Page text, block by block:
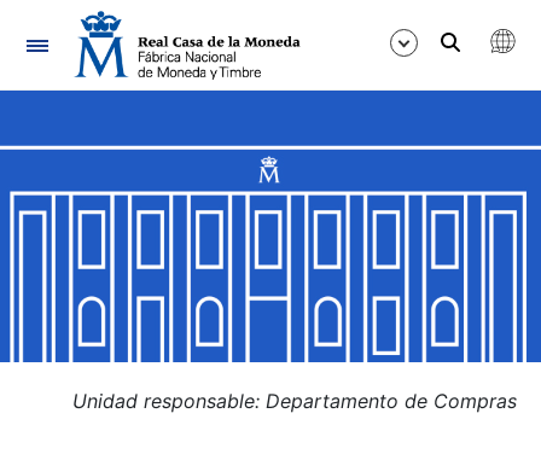
Navegación
Mostrar/Ocultar
Mostrar/Ocultar
Mostrar/Ocultar
Unidad responsable: Departamento de Compras